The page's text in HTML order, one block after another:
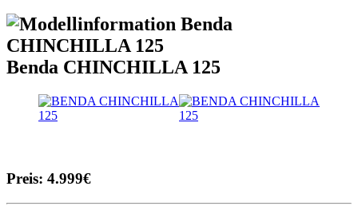
Benda CHINCHILLA 125
Preis: 4.999€